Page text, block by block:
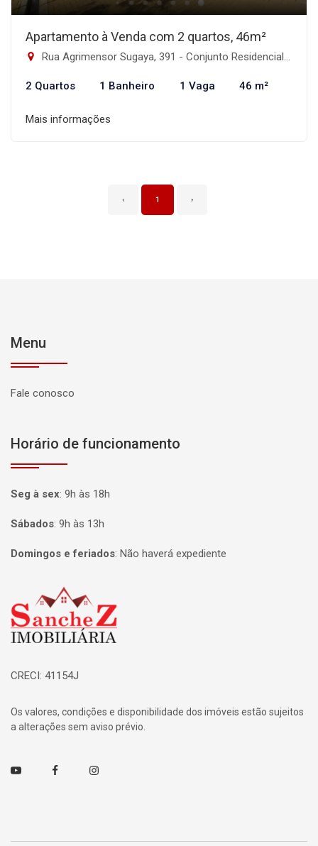
Apartamento à Venda com 2 quartos, 46m²
Rua Agrimensor Sugaya, 391 - Conjunto Residencial José Bonifácio, São Paulo-SP
2 Quartos 1 Banheiro 1 Vaga 46 m²
Mais informações
‹ 1 ›
Menu
Fale conosco
Horário de funcionamento
Seg à sex: 9h às 18h
Sábados: 9h às 13h
Domingos e feriados: Não haverá expediente
Página inicial
CRECI: 41154J
Os valores, condições e disponibilidade dos imóveis estão sujeitos
a alterações sem aviso prévio.
Youtube FacebookInstagram